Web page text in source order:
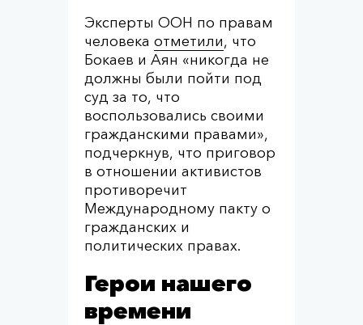
Эксперты ООН по правам
человека отметили, что
Бокаев и Аян «никогда не
должны были пойти под
суд за то, что
воспользовались своими
гражданскими правами»,
подчеркнув, что приговор
в отношении активистов
противоречит
Международному пакту о
гражданских и
политических правах.
Герои нашего
времени